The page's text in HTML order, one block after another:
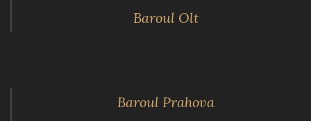
Baroul Olt
Baroul Prahova